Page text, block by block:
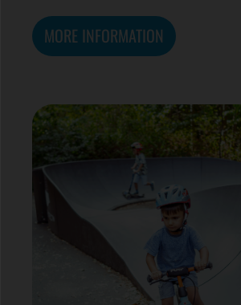
MORE INFORMATION